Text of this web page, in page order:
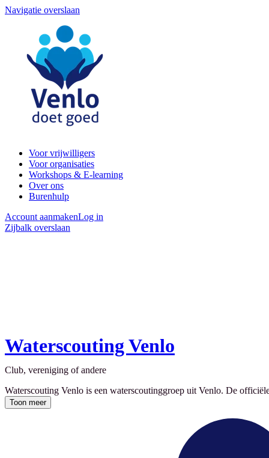
Navigatie overslaan
Voor vrijwilligers
Voor organisaties
Workshops & E-learning
Over ons
Burenhulp
Account aanmakenLog in
Zijbalk overslaan
Waterscouting Venlo
Club, vereniging of andere
Waterscouting Venlo is een waterscoutinggroep uit Venlo. De
Toon meer